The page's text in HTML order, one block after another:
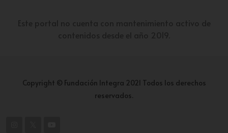
Copyright © Fundación Integra 2021 Todos los derechos
reservados.